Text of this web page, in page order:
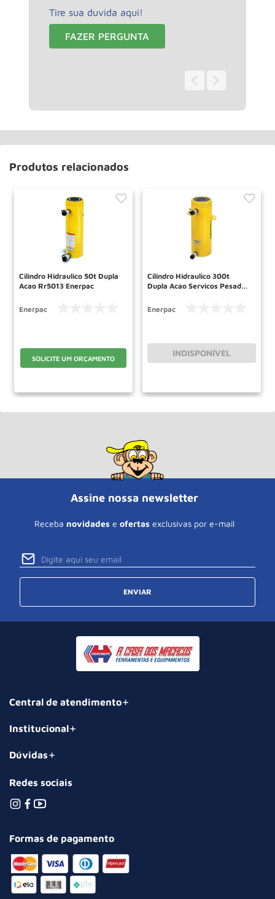
Tire sua duvida aqui!
FAZER PERGUNTA
Produtos relacionados
Cilindro Hidraulico 50t Dupla
Acao Rr5013 Enerpac
Enerpac
SOLICITE UM ORÇAMENTO
Cilindro Hidraulico 300t
Dupla Acao Servicos Pesados
Enerpac
INDISPONÍVEL
Assine nossa newsletter
Receba novidades e ofertas exclusivas por e-mail
ENVIAR
Central de atendimento
Institucional
Dúvidas
Redes sociais
Formas de pagamento